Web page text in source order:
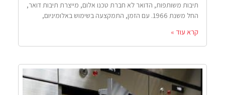
תיבות משותפות, הדואר לא חברת טכנו אלום, מייצרת תיבות דואר,
החל משנת 1966. עם הזמן, התמקצעה בשימוש באלומיניום,
קרא עוד »